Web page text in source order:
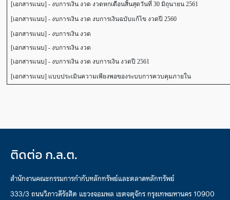
[เอกสารแนบ] - งบการเงิน งวด งวดหกเดือนสิ้นสุดวันที่ 30 มิถุนายน 2561
[เอกสารแนบ] - งบการเงิน งวด งบการเงินฉบับแก้ไข งวดปี 2560
[เอกสารแนบ] - งบการเงิน งวด
[เอกสารแนบ] - งบการเงิน งวด
[เอกสารแนบ] - งบการเงิน งวด งบการเงิน งวดปี 2561
[เอกสารแนบ] แบบประเมินความเพียงพอของระบบการควบคุมภายใน
ติดต่อ ก.ล.ต.
สำนักงานคณะกรรมการกำกับหลักทรัพย์และตลาดหลักทรัพย์
333/3 ถนนวิภาวดีรังสิต แขวงจอมพล เขตจตุจักร กรุงเทพมหานคร 10900